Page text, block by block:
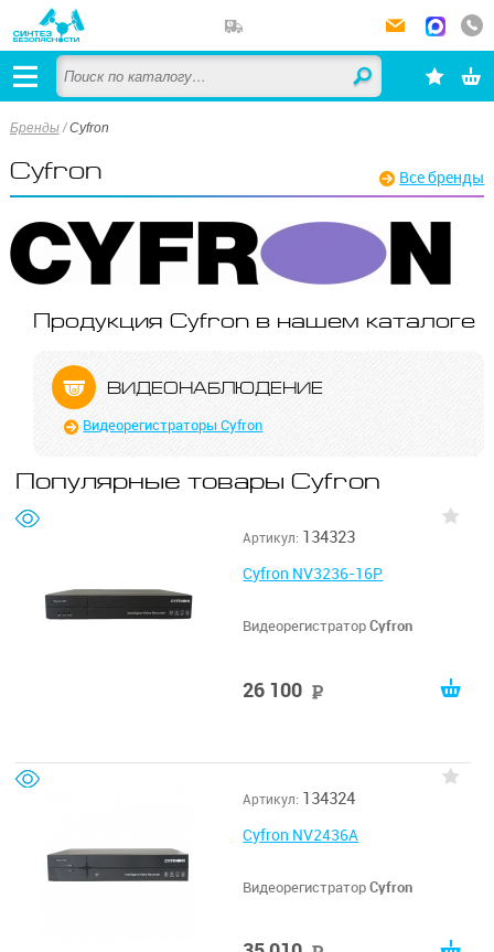
Бренды/Cyfron
Cyfron Все бренды
Продукция Cyfron в нашем каталоге
ВИДЕО­НАБЛЮДЕНИЕ
Видеорегистраторы Cyfron
Популярные товары Cyfron
Артикул: 134323
Cyfron NV3236-16P
ВидеорегистраторCyfron
26 100
Артикул: 134324
Cyfron NV2436A
ВидеорегистраторCyfron